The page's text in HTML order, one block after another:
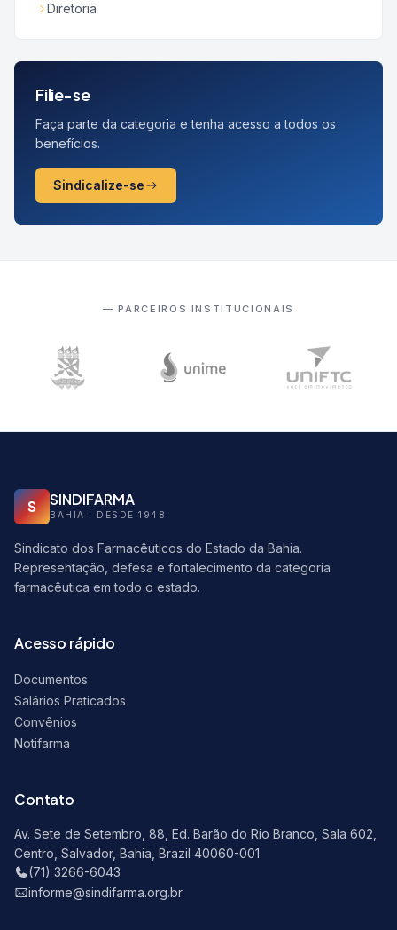
Diretoria
Filie-se
Faça parte da categoria e tenha acesso a todos os
benefícios.
Sindicalize-se
— PARCEIROS INSTITUCIONAIS
S SINDIFARMA
BAHIA · DESDE 1948
Sindicato dos Farmacêuticos do Estado da Bahia.
Representação, defesa e fortalecimento da categoria
farmacêutica em todo o estado.
Acesso rápido
Documentos
Salários Praticados
Convênios
Notifarma
Contato
Av. Sete de Setembro, 88, Ed. Barão do Rio Branco, Sala 602,
Centro, Salvador, Bahia, Brazil 40060-001
(71) 3266-6043
informe@sindifarma.org.br